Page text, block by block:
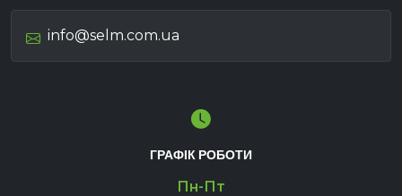
info@selm.com.ua
ГРАФІК РОБОТИ
Пн-Пт